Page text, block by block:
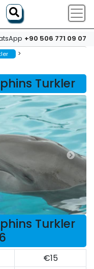
+90 506 771 09 07
>
Turkler
Turkler
€15